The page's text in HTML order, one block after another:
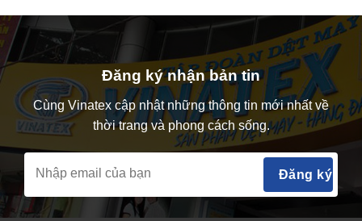
Đăng ký nhận bản tin
Cùng Vinatex cập nhật những thông tin mới nhất về
thời trang và phong cách sống.